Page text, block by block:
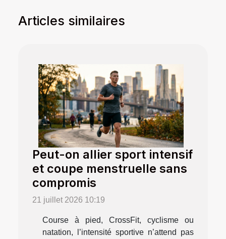
Articles similaires
Peut-on allier sport intensif
et coupe menstruelle sans
compromis
21 juillet 2026 10:19
Course à pied, CrossFit, cyclisme ou
natation, l’intensité sportive n’attend pas